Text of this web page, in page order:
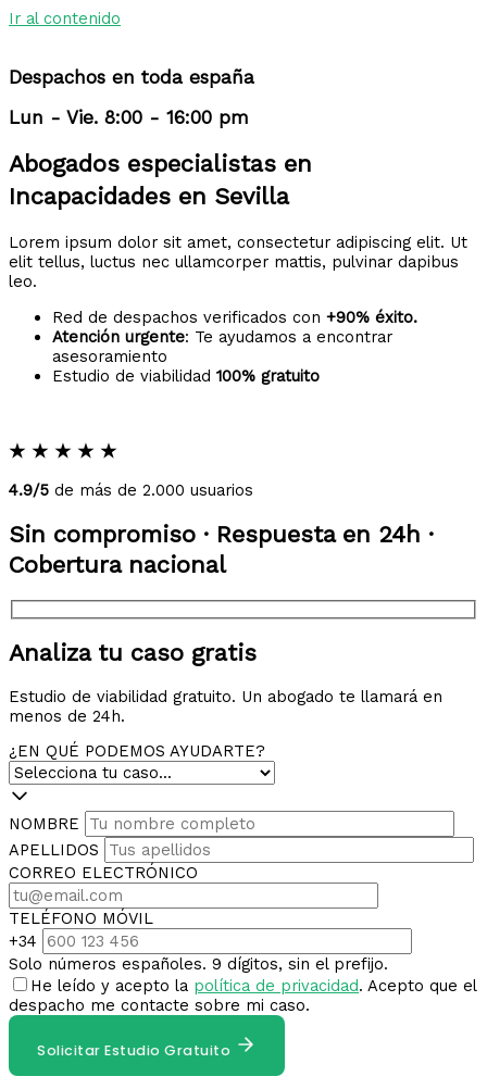
Ir al contenido
Despachos en toda españa
Lun - Vie. 8:00 - 16:00 pm
Abogados especialistas en
Incapacidades en Sevilla
Lorem ipsum dolor sit amet, consectetur adipiscing elit. Ut
elit tellus, luctus nec ullamcorper mattis, pulvinar dapibus
leo.
Red de despachos verificados con +90% éxito.
Atención urgente: Te ayudamos a encontrar
asesoramiento
Estudio de viabilidad 100% gratuito
★ ★ ★ ★ ★
4.9/5 de más de 2.000 usuarios
Sin compromiso · Respuesta en 24h ·
Cobertura nacional
Analiza tu caso gratis
Estudio de viabilidad gratuito. Un abogado te llamará en
menos de 24h.
¿EN QUÉ PODEMOS AYUDARTE?
NOMBRE
APELLIDOS
CORREO ELECTRÓNICO
TELÉFONO MÓVIL
+34
Solo números españoles. 9 dígitos, sin el prefijo.
He leído y acepto la política de privacidad. Acepto que el
despacho me contacte sobre mi caso.
Solicitar Estudio Gratuito